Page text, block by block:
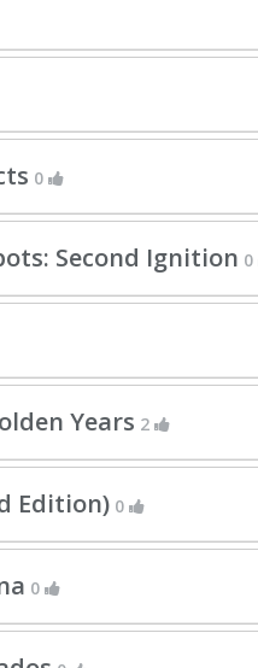
0
Second Ignition 0
Years 2
Edition) 0
0